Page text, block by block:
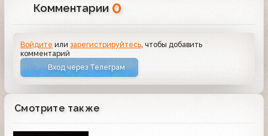
Комментарии 0
Войдите илизарегистрируйтесь, чтобы добавить
комментарий
Вход через Телеграм
Смотрите также